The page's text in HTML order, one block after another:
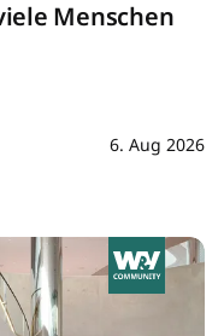
Menschen
6. Aug 2026